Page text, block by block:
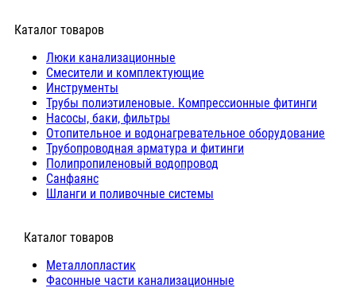
Каталог товаров
Люки канализационные
Cмесители и комплектующие
Инструменты
Трубы полиэтиленовые. Компрессионные фитинги
Насосы, баки, фильтры
Отопительное и водонагревательное оборудование
Трубопроводная арматура и фитинги
Полипропиленовый водопровод
Санфаянс
Шланги и поливочные системы
⠀Каталог товаров
Металлопластик
Фасонные части канализационные